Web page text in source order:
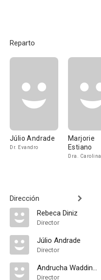
Reparto
Júlio Andrade
Dr. Evandro
Marjorie
Estiano
Dra. Carolina
Dirección
Rebeca Diniz
Director
Júlio Andrade
Director
Andrucha Waddington
Director